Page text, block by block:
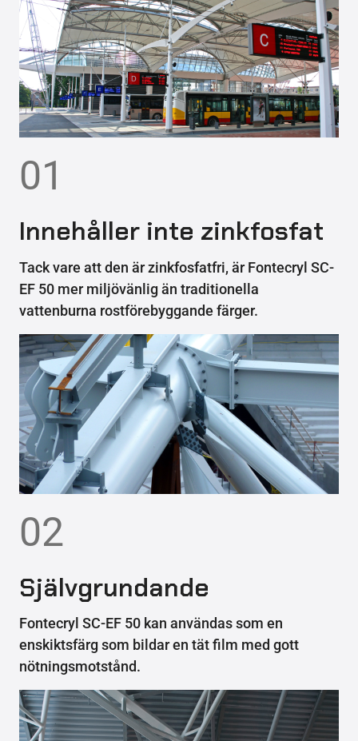
01
Innehåller inte zinkfosfat
Tack vare att den är zinkfosfatfri, är Fontecryl SC-
EF 50 mer miljövänlig än traditionella
vattenburna rostförebyggande färger.
02
Självgrundande
Fontecryl SC-EF 50 kan användas som en
enskiktsfärg som bildar en tät film med gott
nötningsmotstånd.